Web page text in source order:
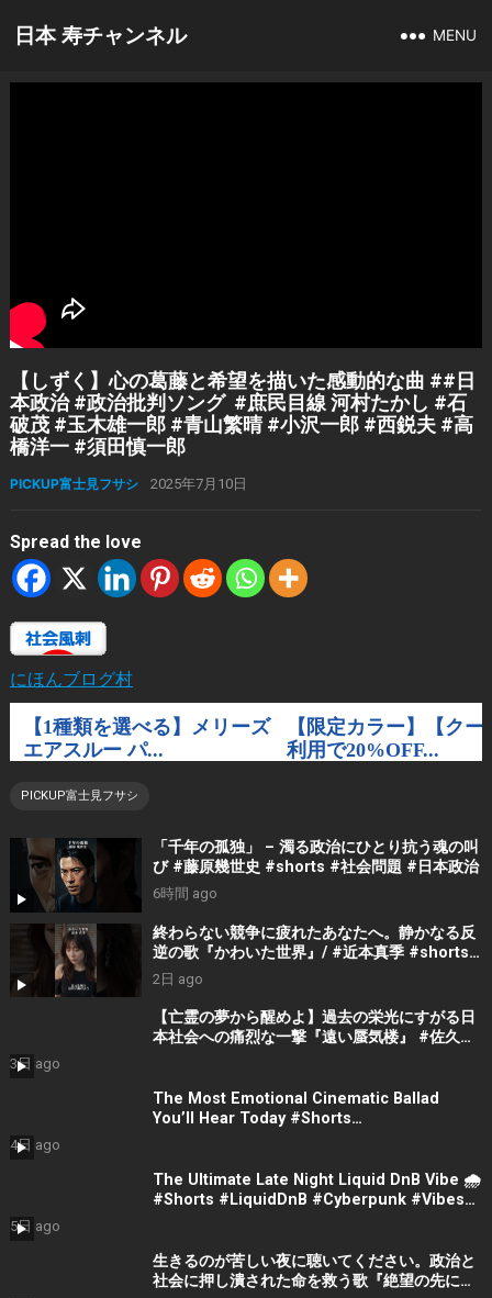
日本 寿チャンネル MENU
【しずく】心の葛藤と希望を描いた感動的な曲 ##日
本政治 #政治批判ソング #庶民目線 河村たかし #石
破茂 #玉木雄一郎 #青山繁晴 #小沢一郎 #西鋭夫 #高
橋洋一 #須田慎一郎
PICKUP富士見フサシ 2025年7月10日
Spread the love
にほんブログ村
PICKUP富士見フサシ
「千年の孤独」 – 濁る政治にひとり抗う魂の叫
び #藤原幾世史 #shorts #社会問題 #日本政治
6時間 ago
終わらない競争に疲れたあなたへ。静かなる反
逆の歌『かわいた世界』/ #近本真季 #shorts
#music
2日 ago
【亡霊の夢から醒めよ】過去の栄光にすがる日
本社会への痛烈な一撃『遠い蜃気楼』 #佐久間
3日 ago
The Most Emotional Cinematic Ballad
You’ll Hear Today #Shorts
4日 ago
The Ultimate Late Night Liquid DnB Vibe 🌧️
#Shorts #LiquidDnB #Cyberpunk #Vibes
5日 ago
生きるのが苦しい夜に聴いてください。政治と
社会に押し潰された命を救う歌『絶望の先に』